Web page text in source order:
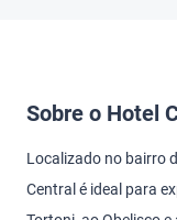
Sobre o Hotel
Localizado no bairro
Central é ideal para